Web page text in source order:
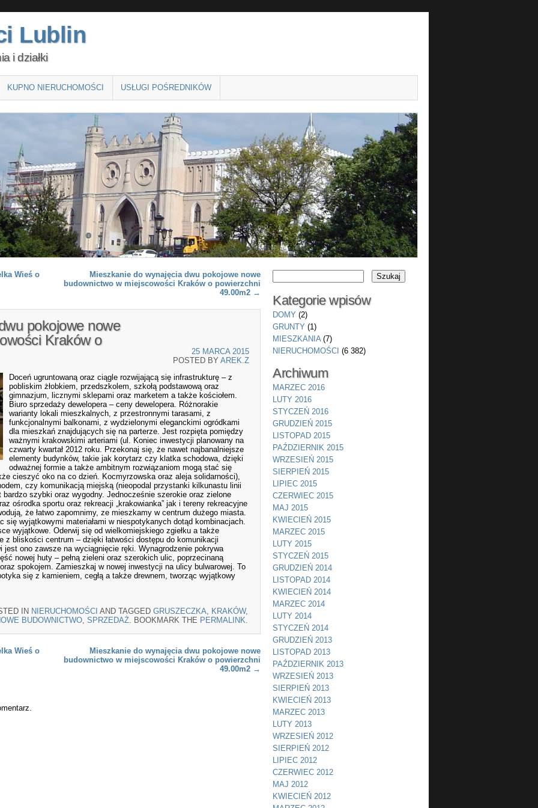
Lublin
i działki
KUPNO NIERUCHOMOŚCI USŁUGI POŚREDNIKÓW
Wieś o
Mieszkanie do wynajęcia dwu pokojowe nowe
budownictwo w miejscowości Kraków o powierzchni
49.00m2 →
pokojowe nowe
Kraków o
25 MARCA 2015
POSTED BY AREK.Z
Doceń ugruntowaną oraz ciągle rozwijającą się infrastrukturę – z
pobliskim żłobkiem, przedszkolem, szkołą podstawową oraz
gimnazjum, licznymi sklepami oraz marketem a także kościołem.
Biuro sprzedaży dewelopera – ceny dewelopera. Różnorakie
warianty lokali mieszkalnych, z przestronnymi tarasami, z
funkcjonalnymi balkonami, z wydzielonymi eleganckimi ogródkami
dla mieszkań znajdujących się na parterze. Jest rozpięta pomiędzy
ważnymi krakowskimi arteriami (ul. Koniec inwestycji planowany na
czwarty kwartał 2012 roku. Przekonaj się, że nawet najbanalniejsze
elementy budynków, takie jak korytarz czy klatka schodowa, dzięki
odważnej formie a także ambitnym rozwiązaniom mogą stać się
cieszyć oko na co dzień. Kocmyrzowska oraz aleja solidarności),
czy komunikacją miejską (nieopodal przystanki kilkunastu linii
szybki oraz wygodny. Jednocześnie szerokie oraz zielone
ośrodka sportu oraz rekreacji „krakowianka” jak i tereny rekreacyjne
że łatwo zapomnimy, ze mieszkamy w centrum dużego miasta.
wyjątkowymi materiałami w niespotykanych dotąd kombinacjach.
wyjątkowe. Oderwij się od wielkomiejskiego zgiełku a także
z bliskości centrum – dzięki łatwości dostępu do komunikacji
ono zawsze na wyciągnięcie ręki. Wynagrodzenie pokrywa
nowej huty – pełną zieleni oraz szerokich ulic, poprzecinaną
spokojem. Zamieszkaj w nowej inwestycji na ulicy bulwarowej. To
się z kamieniem, cegłą a także drewnem, tworząc wyjątkowy
IN NIERUCHOMOŚCI AND TAGGED GRUSZECZKA KRAKÓW,
BUDOWNICTWO SPRZEDAŻ . BOOKMARK THE PERMALINK
Wieś o
Mieszkanie do wynajęcia dwu pokojowe nowe
budownictwo w miejscowości Kraków o powierzchni
49.00m2 →
Kategorie wpisów
DOMY (2)
GRUNTY (1)
MIESZKANIA(7)
NIERUCHOMOŚCI (6 382)
Archiwum
MARZEC 2016
LUTY 2016
STYCZEŃ 2016
GRUDZIEŃ 2015
LISTOPAD 2015
PAŹDZIERNIK 2015
WRZESIEŃ 2015
SIERPIEŃ 2015
LIPIEC 2015
CZERWIEC 2015
MAJ 2015
KWIECIEŃ 2015
MARZEC 2015
LUTY 2015
STYCZEŃ 2015
GRUDZIEŃ 2014
LISTOPAD 2014
KWIECIEŃ 2014
MARZEC 2014
LUTY 2014
STYCZEŃ 2014
GRUDZIEŃ 2013
LISTOPAD 2013
PAŹDZIERNIK 2013
WRZESIEŃ 2013
SIERPIEŃ 2013
KWIECIEŃ 2013
MARZEC 2013
LUTY 2013
WRZESIEŃ 2012
SIERPIEŃ 2012
LIPIEC 2012
CZERWIEC 2012
MAJ 2012
KWIECIEŃ 2012